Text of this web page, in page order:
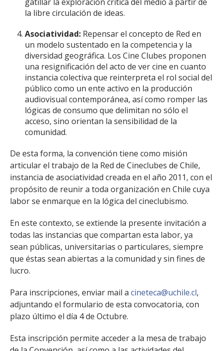
la libre circulación de ideas.
Asociatividad: Repensar el concepto de Red en
un modelo sustentado en la competencia y la
diversidad geográfica. Los Cine Clubes proponen
una resignificación del acto de ver cine en cuanto
instancia colectiva que reinterpreta el rol social del
público como un ente activo en la producción
audiovisual contemporánea, así como romper las
lógicas de consumo que delimitan no sólo el
acceso, sino orientan la sensibilidad de la
comunidad.
De esta forma, la convención tiene como misión
articular el trabajo de la Red de Cineclubes de Chile,
instancia de asociatividad creada en el año 2011, con el
propósito de reunir a toda organización en Chile cuya
labor se enmarque en la lógica del cineclubismo.
En este contexto, se extiende la presente invitación a
todas las instancias que compartan esta labor, ya
sean públicas, universitarias o particulares, siempre
que éstas sean abiertas a la comunidad y sin fines de
lucro.
Para inscripciones, enviar mail a cineteca@uchile.cl,
adjuntando el formulario de esta convocatoria, con
plazo último el día 4 de Octubre.
Esta inscripción permite acceder a la mesa de trabajo